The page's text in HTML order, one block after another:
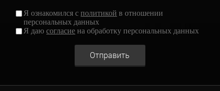
Я ознакомился сполитикой в отношении
персональных данных
Я даюсогласие на обработку персональных данных
Отправить